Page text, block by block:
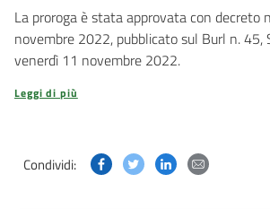
La proroga è stata approvata con decreto
novembre 2022, pubblicato sul Burl n. 45,
venerdì 11 novembre 2022.
Leggi di più
Condividi: Condividi questa pagina
Condividi questa
Condividi